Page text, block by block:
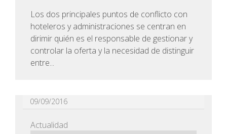
Los dos principales puntos de conflicto con
hoteleros y administraciones se centran en
dirimir quién es el responsable de gestionar y
controlar la oferta y la necesidad de distinguir
entre...
09/09/2016
Actualidad